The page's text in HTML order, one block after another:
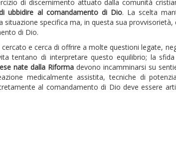
di discernimento attuato dalla comunità
ubbidire al comandamento di Dio. La scelta
specifica ma, in questa sua
di Dio.
e cerca di offrire a molte questioni legate,
tentano di interpretare questo equilibrio; la
nate dalla Riforma devono incamminarsi su
medicalmente assistita, tecniche di
al comandamento di Dio deve essere